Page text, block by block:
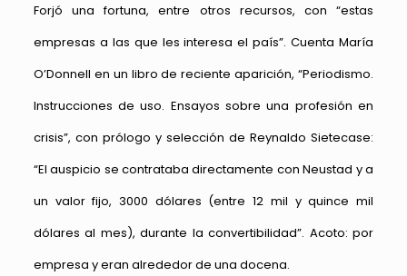
Forjó una fortuna, entre otros recursos, con “estas
empresas a las que les interesa el país”. Cuenta María
O’Donnell en un libro de reciente aparición, “Periodismo.
Instrucciones de uso. Ensayos sobre una profesión en
crisis”, con prólogo y selección de Reynaldo Sietecase:
“El auspicio se contrataba directamente con Neustad y a
un valor fijo, 3000 dólares (entre 12 mil y quince mil
dólares al mes), durante la convertibilidad”. Acoto: por
empresa y eran alrededor de una docena.